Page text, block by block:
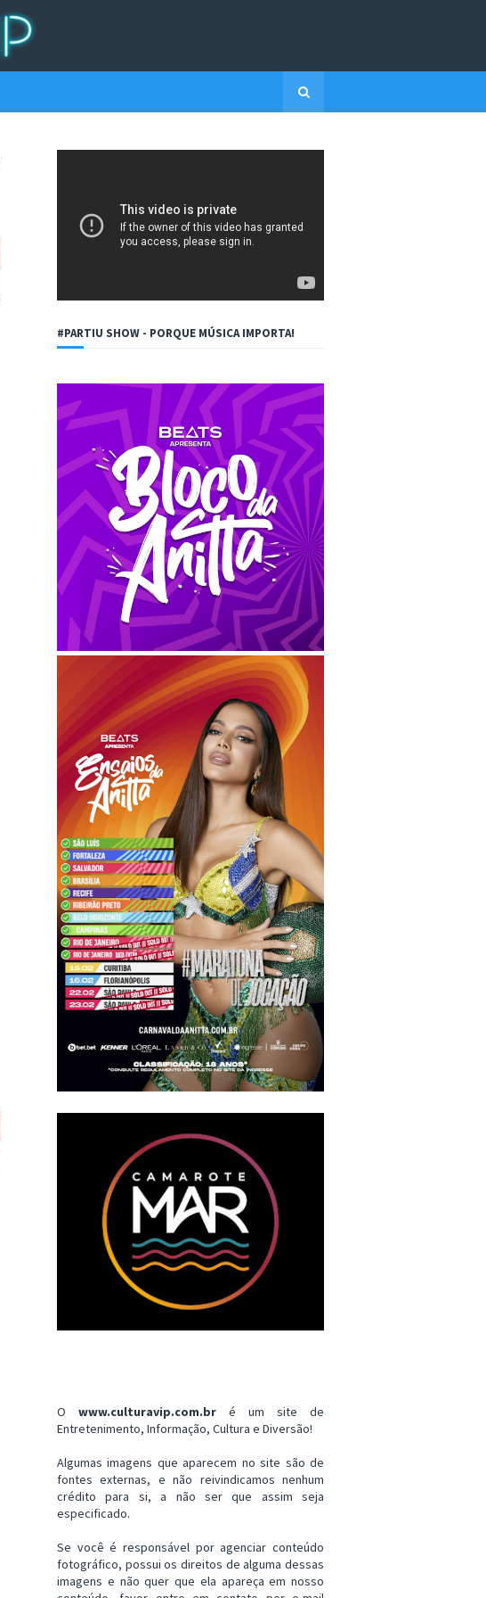
#PARTIU SHOW - PORQUE MÚSICA IMPORTA!
O www.culturavip.com.br é um site de
Entretenimento, Informação, Cultura e Diversão!
Algumas imagens que aparecem no site são de
fontes externas, e não reivindicamos nenhum
crédito para si, a não ser que assim seja
especificado.
Se você é responsável por agenciar conteúdo
fotográfico, possui os direitos de alguma dessas
imagens e não quer que ela apareça em nosso